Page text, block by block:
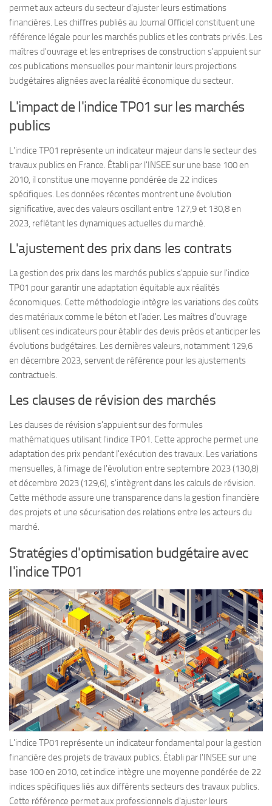
permet aux acteurs du secteur d'ajuster leurs estimations
financières. Les chiffres publiés au Journal Officiel constituent une
référence légale pour les marchés publics et les contrats privés. Les
maîtres d'ouvrage et les entreprises de construction s'appuient sur
ces publications mensuelles pour maintenir leurs projections
budgétaires alignées avec la réalité économique du secteur.
L'impact de l'indice TP01 sur les marchés
publics
L'indice TP01 représente un indicateur majeur dans le secteur des
travaux publics en France. Établi par l'INSEE sur une base 100 en
2010, il constitue une moyenne pondérée de 22 indices
spécifiques. Les données récentes montrent une évolution
significative, avec des valeurs oscillant entre 127,9 et 130,8 en
2023, reflétant les dynamiques actuelles du marché.
L'ajustement des prix dans les contrats
La gestion des prix dans les marchés publics s'appuie sur l'indice
TP01 pour garantir une adaptation équitable aux réalités
économiques. Cette méthodologie intègre les variations des coûts
des matériaux comme le béton et l'acier. Les maîtres d'ouvrage
utilisent ces indicateurs pour établir des devis précis et anticiper les
évolutions budgétaires. Les dernières valeurs, notamment 129,6
en décembre 2023, servent de référence pour les ajustements
contractuels.
Les clauses de révision des marchés
Les clauses de révision s'appuient sur des formules
mathématiques utilisant l'indice TP01. Cette approche permet une
adaptation des prix pendant l'exécution des travaux. Les variations
mensuelles, à l'image de l'évolution entre septembre 2023 (130,8)
et décembre 2023 (129,6), s'intègrent dans les calculs de révision.
Cette méthode assure une transparence dans la gestion financière
des projets et une sécurisation des relations entre les acteurs du
marché.
Stratégies d'optimisation budgétaire avec
l'indice TP01
L'indice TP01 représente un indicateur fondamental pour la gestion
financière des projets de travaux publics. Établi par l'INSEE sur une
base 100 en 2010, cet indice intègre une moyenne pondérée de 22
indices spécifiques liés aux différents secteurs des travaux publics.
Cette référence permet aux professionnels d'ajuster leurs